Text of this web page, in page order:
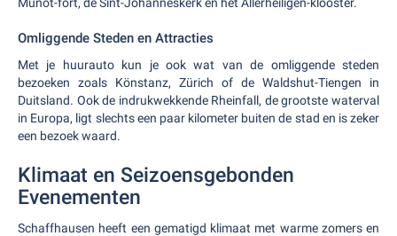
Omliggende Steden en Attracties
Met je huurauto kun je ook wat van de omliggende steden
bezoeken zoals Könstanz, Zürich of de Waldshut-Tiengen in
Duitsland. Ook de indrukwekkende Rheinfall, de grootste waterval
in Europa, ligt slechts een paar kilometer buiten de stad en is zeker
een bezoek waard.
Klimaat en Seizoensgebonden
Evenementen
Schaffhausen heeft een gematigd klimaat met warme zomers en